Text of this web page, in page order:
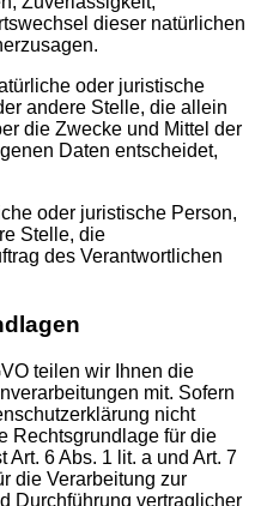
dieser natürlichen
oder juristische
andere Stelle, die allein
die Zwecke und Mittel der
Daten entscheidet,
oder juristische Person,
Stelle, die
des Verantwortlichen
teilen wir Ihnen die
mit. Sofern
nicht
Rechtsgrundlage für die
6 Abs. 1 lit. a und Art. 7
die Verarbeitung zur
Durchführung vertraglicher